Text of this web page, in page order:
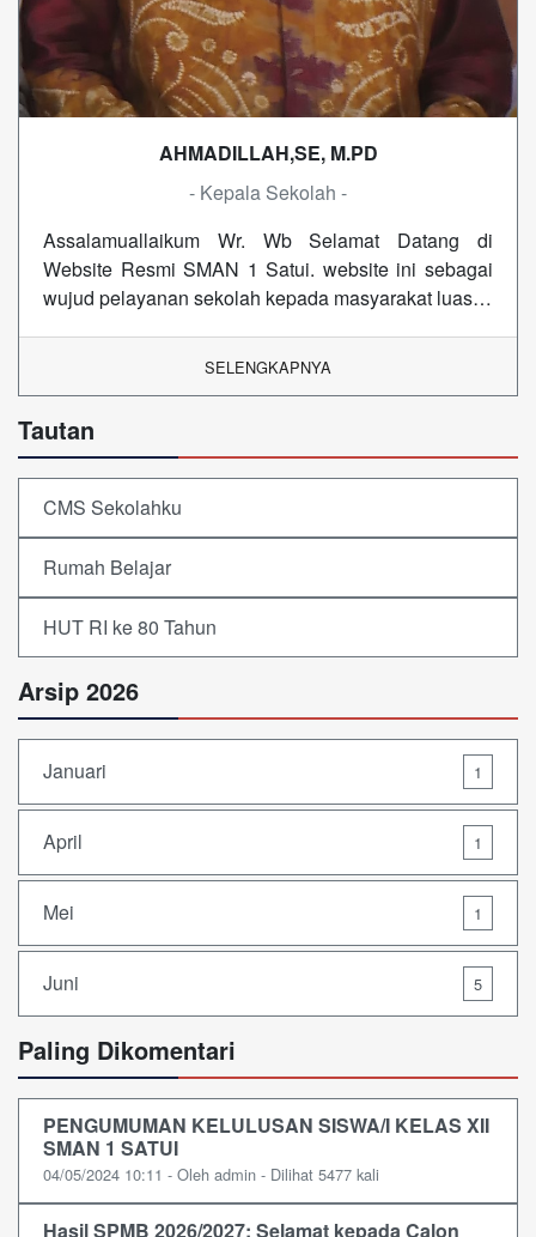
AHMADILLAH,SE, M.PD
- Kepala Sekolah -
Assalamuallaikum Wr. Wb Selamat Datang di
Website Resmi SMAN 1 Satui. website ini sebagai
wujud pelayanan sekolah kepada masyarakat luas…
SELENGKAPNYA
Tautan
CMS Sekolahku
Rumah Belajar
HUT RI ke 80 Tahun
Arsip 2026
Januari 1
April 1
Mei 1
Juni 5
Paling Dikomentari
PENGUMUMAN KELULUSAN SISWA/I KELAS XII
SMAN 1 SATUI
04/05/2024 10:11 - Oleh admin - Dilihat 5477 kali
Hasil SPMB 2026/2027: Selamat kepada Calon